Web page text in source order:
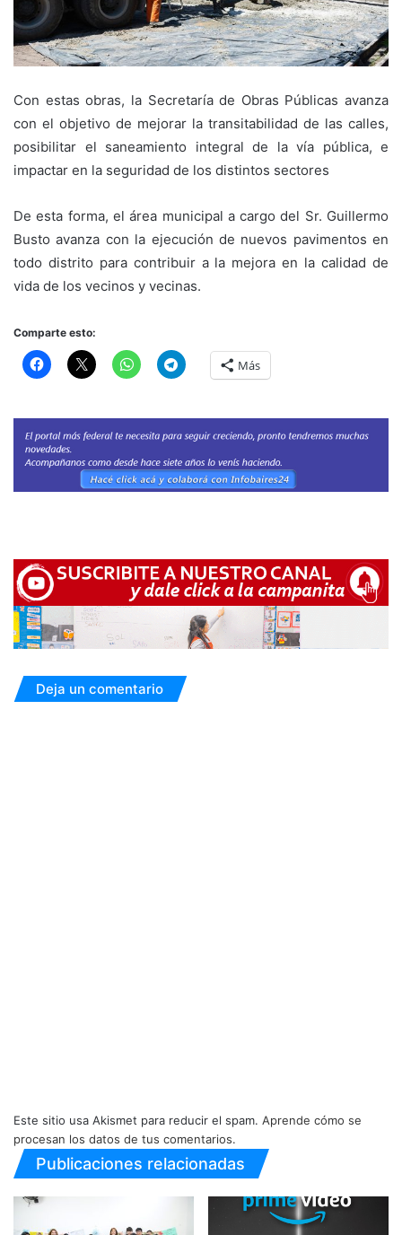
Con estas obras, la Secretaría de Obras Públicas avanza
con el objetivo de mejorar la transitabilidad de las calles,
posibilitar el saneamiento integral de la vía pública, e
impactar en la seguridad de los distintos sectores
De esta forma, el área municipal a cargo del Sr. Guillermo
Busto avanza con la ejecución de nuevos pavimentos en
todo distrito para contribuir a la mejora en la calidad de
vida de los vecinos y vecinas.
Comparte esto:
Más
Deja un comentario
Este sitio usa Akismet para reducir el spam. Aprende cómo se
procesan los datos de tus comentarios.
Publicaciones relacionadas